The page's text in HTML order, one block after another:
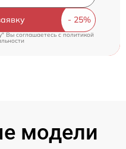
Вы соглашаетесь c политикой
модели